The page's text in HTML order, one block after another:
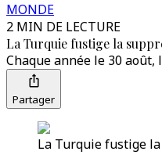
MONDE
2 MIN DE LECTURE
La Turquie fustige la
Chaque année le 30
Partager
La Turquie fustige